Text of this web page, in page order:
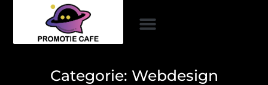
Categorie: Webdesign